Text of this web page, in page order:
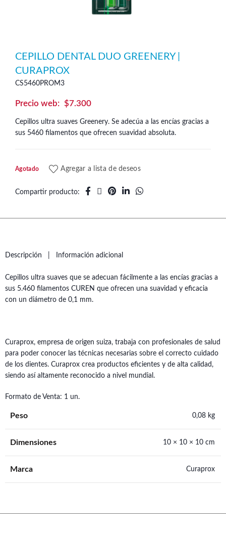
CEPILLO DENTAL DUO GREENERY |
CURAPROX
CS5460PROM3
$7.300
Cepillos ultra suaves Greenery. Se adecúa a las encías gracias a
sus 5460 filamentos que ofrecen suavidad absoluta.
Agotado Agregar a lista de deseos
Compartir producto
Descripción Información adicional
Cepillos ultra suaves que se adecuan fácilmente a las encías gracias a
sus 5.460 filamentos CUREN que ofrecen una suavidad y eficacia
con un diámetro de 0,1 mm.
Curaprox, empresa de origen suiza, trabaja con profesionales de salud
para poder conocer las técnicas necesarias sobre el correcto cuidado
de los dientes. Curaprox crea productos eficientes y de alta calidad,
siendo así altamente reconocido a nivel mundial.
Formato de Venta: 1 un.
Peso 0,08 kg
Dimensiones 10 × 10 × 10 cm
Marca Curaprox